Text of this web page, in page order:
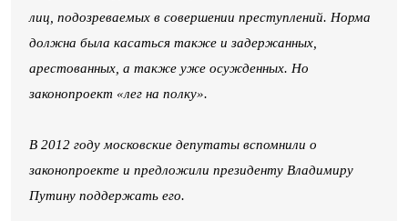
лиц, подозреваемых в совершении преступлений. Норма
должна была касаться также и задержанных,
арестованных, а также уже осужденных. Но
законопроект «лег на полку».
В 2012 году московские депутаты вспомнили о
законопроекте и предложили президенту Владимиру
Путину поддержать его.